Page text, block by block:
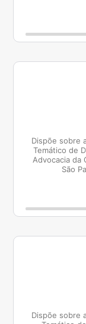
Dispõe sobre
Temático de
Advocacia da
São
Dispõe sobre